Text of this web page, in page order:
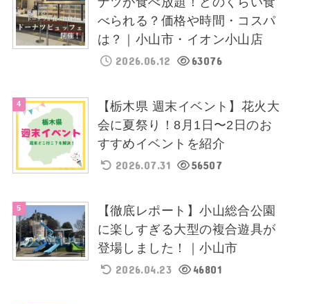
べられる？価格や時間・コスパ
は？｜小山市・イオン小山店
2026.06.12 63076
【栃木県 週末イベント】花火大
会に夏祭り！8月1日〜2日のお
すすめイベントを紹介
2026.07.31 56507
【徹底レポート】小山総合公園
に楽しすぎる大型の複合遊具が
登場しました！｜小山市
2026.04.23 46801